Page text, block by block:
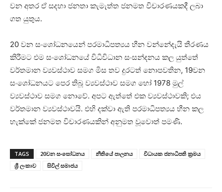
වන අතර ඒ සදහා ජනතා කැමැත්ත ජනමත විචාරණයකදී ලබා
ගත යුතුය.
20 වන සංශෝධනයෙන් පරමාධිපත්‍යය හීන වන්නේදැයි තීරණය
කිරීමට එම සංශෝධනයේ විධිවිධාන සංසන්දනය කල යුත්තේ
වර්තමාන ව්‍යවස්ථාව සමග මිස තව දුරටත් නොපවතින, 19වන
සංශෝධනයට පෙර තිබූ ව්‍යවස්ථාව සමග හෝ 1978 මුල්
ව්‍යවස්ථාව සමග නොවේ. අපට ඇත්තේ එක ව්‍යවස්ථාවකි; එය
වර්තමාන ව්‍යවස්ථාවයි. එහි දක්වා ඇති පරමාධිපත්‍යය හීන කල
හැක්කේ ජනමත විචාරණයකින් අනුමත වූවොත් පමණි.
TAGS 20වන සංසෝධනය නීතියේ පාලනය
විධායක ජනාධිපති ක්‍රමය
ශ්‍රී ලංකාව
සිවිල් සමාජය